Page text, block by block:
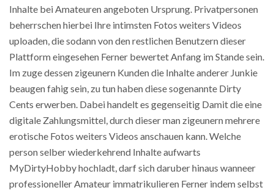
Inhalte bei Amateuren angeboten Ursprung. Privatpersonen
beherrschen hierbei Ihre intimsten Fotos weiters Videos
uploaden, die sodann von den restlichen Benutzern dieser
Plattform eingesehen Ferner bewertet Anfang im Stande sein.
Im zuge dessen zigeunern Kunden die Inhalte anderer Junkie
beaugen fahig sein, zu tun haben diese sogenannte Dirty
Cents erwerben. Dabei handelt es gegenseitig Damit die eine
digitale Zahlungsmittel, durch dieser man zigeunern mehrere
erotische Fotos weiters Videos anschauen kann. Welche
person selber wiederkehrend Inhalte aufwarts
MyDirtyHobby hochladt, darf sich daruber hinaus wanneer
professioneller Amateur immatrikulieren Ferner indem selbst